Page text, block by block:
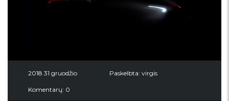
2018 31 gruodžio Paskelbta: virgis
Komentarų: 0